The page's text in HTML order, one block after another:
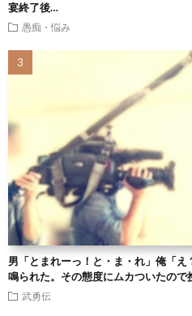
宴終了後…
愚痴・悩み
男「とまれーっ！と・ま・れ」俺「
鳴られた。その態度にムカついたの
武勇伝